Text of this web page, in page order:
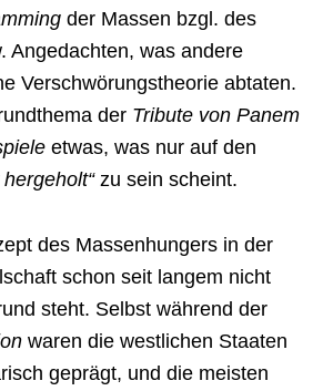
der Massen bzgl. des
Angedachten, was andere
Verschwörungstheorie abtaten.
der Tribute von Panem
etwas, was nur auf den
hergeholt“zu sein scheint.
des Massenhungers in der
schon seit langem nicht
steht. Selbst während der
waren die westlichen Staaten
geprägt, und die meisten